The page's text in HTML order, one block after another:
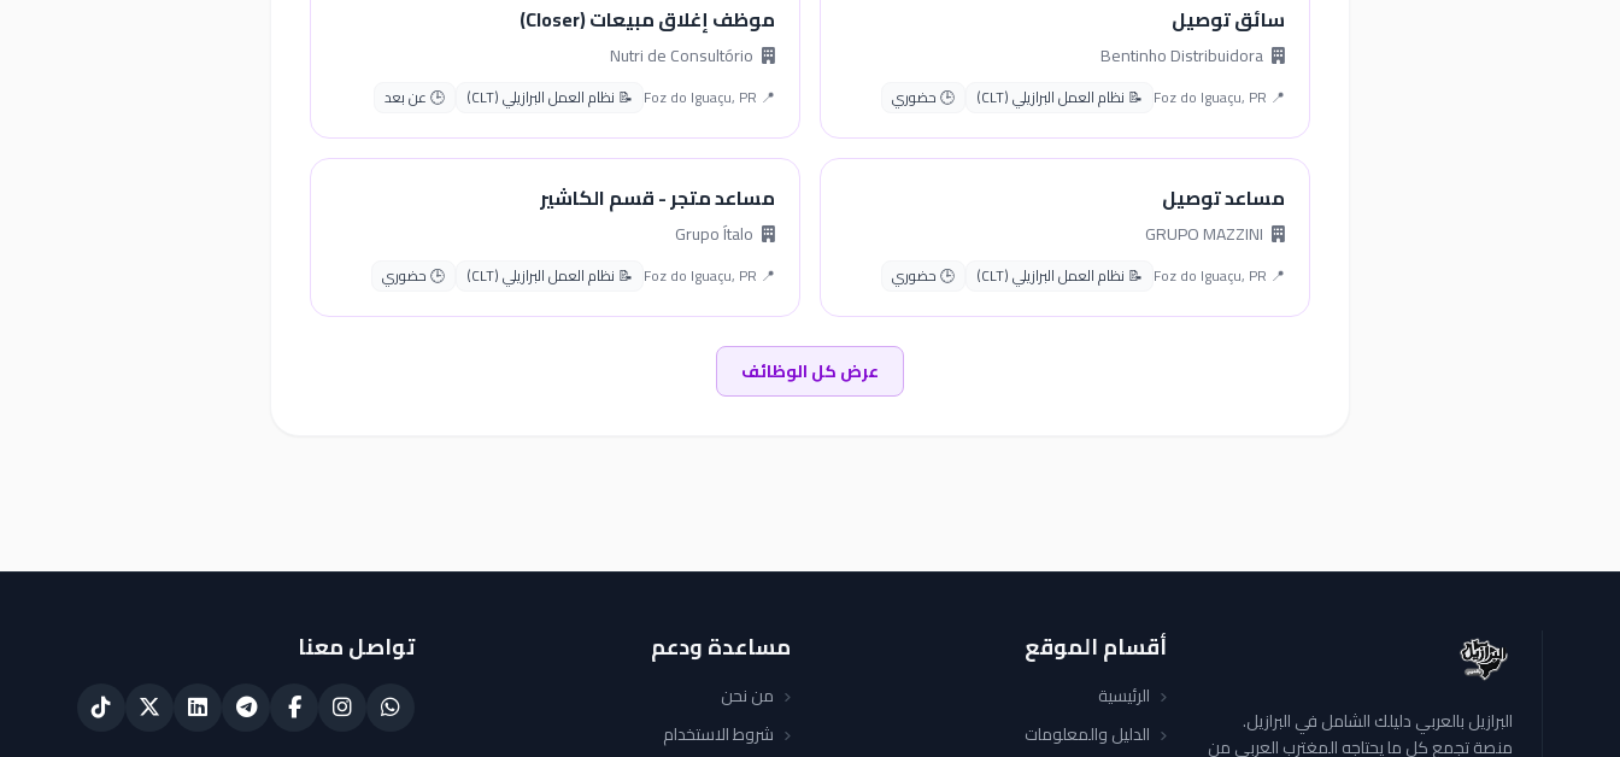
سائق توصيل
📍 Foz do Iguaçu, PR 📝 نظام العمل البرازيلي (CLT) 🕒 حضوري
موظف إغلاق مبيعات (Closer)
📍 Foz do Iguaçu, PR 📝 نظام العمل البرازيلي (CLT) 🕒 عن بعد
مساعد توصيل
📍 Foz do Iguaçu, PR 📝 نظام العمل البرازيلي (CLT) 🕒 حضوري
مساعد متجر - قسم الكاشير
📍 Foz do Iguaçu, PR 📝 نظام العمل البرازيلي (CLT) 🕒 حضوري
عرض كل الوظائف
البرازيل بالعربي دليلك الشامل في البرازيل.
منصة تجمع كل ما يحتاجه المغترب العربي من
أقسام الموقع
الرئيسية
الدليل والمعلومات
مساعدة ودعم
من نحن
شروط الاستخدام
تواصل معنا